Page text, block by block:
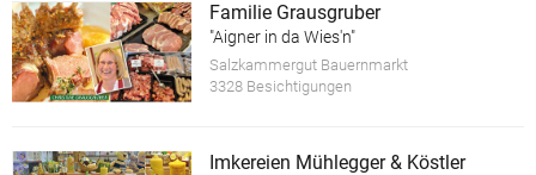
Familie Grausgruber
"Aigner in da Wies'n"
Salzkammergut Bauernmarkt
3328 Besichtigungen
Imkereien Mühlegger & Köstler